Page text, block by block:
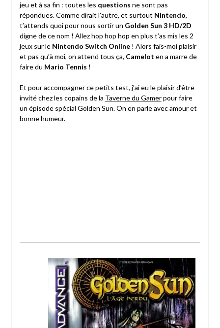
jeu et à sa fin : toutes les questions ne sont pas
répondues. Comme dirait l’autre, et surtout Nintendo,
t’attends quoi pour nous sortir un Golden Sun 3 HD/2D
digne de ce nom ! Allez hop hop hop en plus t’as mis les 2
jeux sur le Nintendo Switch Online! Alors fais-moi plaisir
et pas qu’à moi, on attend tous ça, Camelot en a marre de
faire du Mario Tennis !
Et pour accompagner ce petits test, j’ai eu le plaisir d’être
invité chez les copains de la Taverne du Gamerpour faire
un épisode spécial Golden Sun. On en parle avec amour et
bonne humeur.